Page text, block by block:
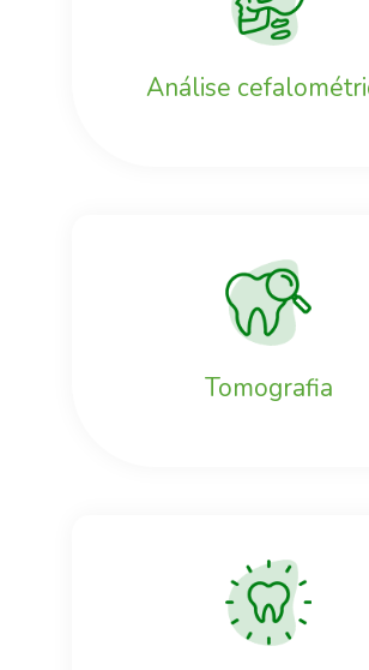
Análise
Tomografia